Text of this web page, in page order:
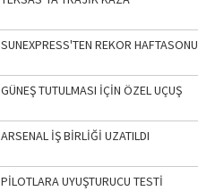
SUNEXPRESS'TEN REKOR HAFTASONU
GÜNEŞ TUTULMASI İÇİN ÖZEL UÇUŞ
ARSENAL İŞ BİRLİĞİ UZATILDI
PİLOTLARA UYUŞTURUCU TESTİ